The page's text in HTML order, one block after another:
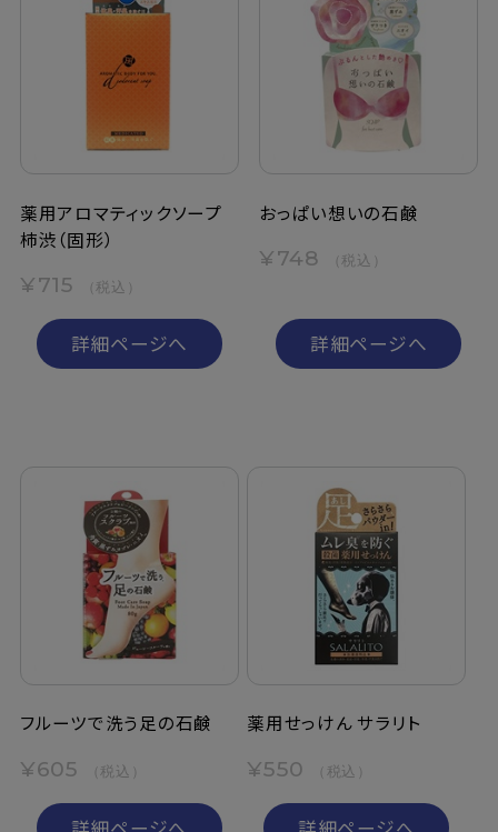
薬用アロマティックソープ
柿渋（固形）
¥715 （税込）
詳細ページへ
おっぱい想いの石鹸
¥748 （税込）
詳細ページへ
フルーツで洗う足の石鹸
¥605 （税込）
薬用せっけん サラリト
¥550 （税込）